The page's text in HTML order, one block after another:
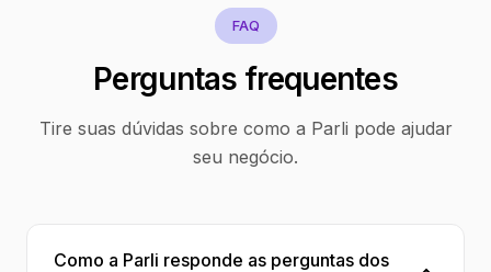
FAQ
Perguntas frequentes
Tire suas dúvidas sobre como a Parli pode ajudar
seu negócio.
Como a Parli responde as perguntas dos